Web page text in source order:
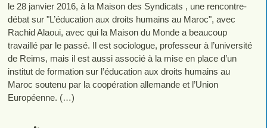
le 28 janvier 2016, à la Maison des Syndicats , une rencontre-
débat sur "L’éducation aux droits humains au Maroc", avec
Rachid Alaoui, avec qui la Maison du Monde a beaucoup
travaillé par le passé. Il est sociologue, professeur à l’université
de Reims, mais il est aussi associé à la mise en place d’un
institut de formation sur l’éducation aux droits humains au
Maroc soutenu par la coopération allemande et l’Union
Européenne. (…)